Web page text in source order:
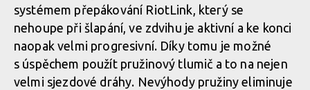
systémem přepákování RiotLink, který se
nehoupe při šlapání, ve zdvihu je aktivní a ke konci
naopak velmi progresivní. Díky tomu je možné
s úspěchem použít pružinový tlumič a to na nejen
velmi sjezdové dráhy. Nevýhody pružiny eliminuje